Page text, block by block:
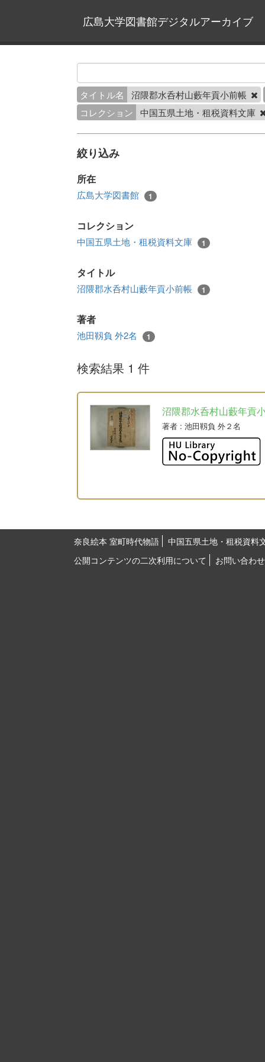
広島大学図書館デジタルアーカイブ
タイトル名
沼隈郡水呑村山藪年貢小前帳
コレクション
中国五県土地・租税資料文庫
絞り込み
所在
広島大学図書館 1
コレクション
中国五県土地・租税資料文庫 1
タイトル
沼隈郡水呑村山藪年貢小前帳 1
著者
池田靱負 外2名 1
検索結果 1 件
沼隈郡水呑村山藪年貢
著者 : 池田靱負 外２名
奈良絵本 室町時代物語
中国五県土地・租税資料
公開コンテンツの二次利用について
お問い合わせ